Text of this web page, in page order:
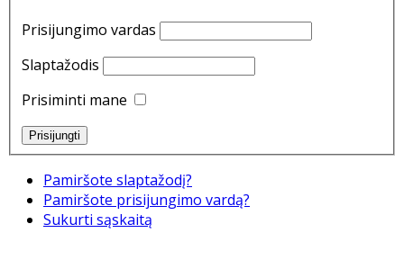
Prisijungimo vardas
Slaptažodis
Prisiminti mane
Pamiršote slaptažodį?
Pamiršote prisijungimo vardą?
Sukurti sąskaitą